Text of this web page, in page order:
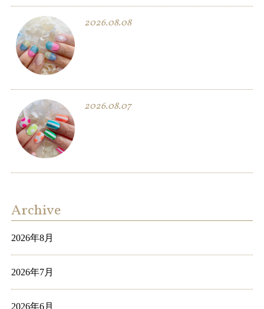
2026.08.08
2026.08.07
Archive
2026年8月
2026年7月
2026年6月